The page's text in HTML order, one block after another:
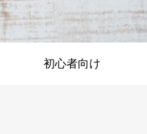
初心者向け